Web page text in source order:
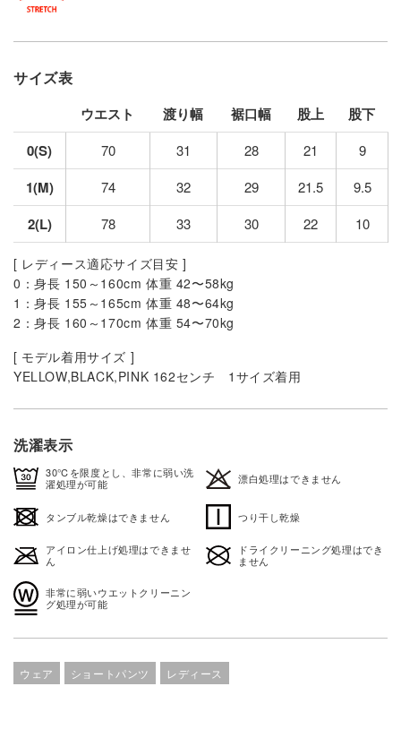
サイズ表
ウエスト 渡り幅 裾口幅 股上
股下
0(S)
70 31 28 21 9
1(M) 74 32 29 21.5 9.5
2(L) 78 33 30 22 10
[ レディース適応サイズ目安 ]
0：身長 150～160cm 体重 42〜58kg
1：身長 155～165cm 体重 48〜64kg
2：身長 160～170cm 体重 54〜70kg
[ モデル着用サイズ ]
YELLOW,BLACK,PINK 162センチ 1サイズ着用
洗濯表示
30℃を限度とし、非常に弱い洗
濯処理が可能
漂白処理はできません
タンブル乾燥はできません つり干し乾燥
アイロン仕上げ処理はできませ
ん
ドライクリーニング処理はでき
ません
非常に弱いウエットクリーニン
グ処理が可能
ウェア ショートパンツ レディース